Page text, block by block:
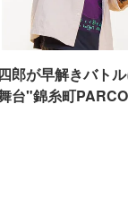
郎が早解きバト
台"錦糸町